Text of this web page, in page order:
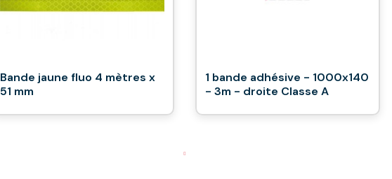
Bande jaune fluo 4 mètres x
51 mm
1 bande adhésive - 1000x140
- 3m - droite Classe A